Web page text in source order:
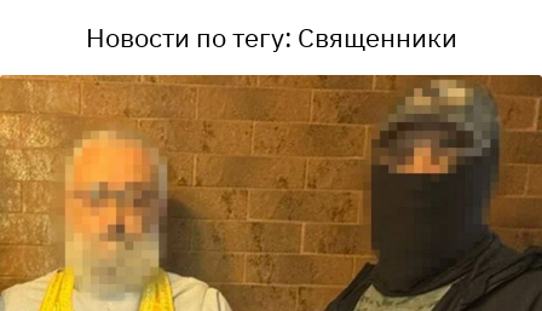
Новости по тегу: Священники